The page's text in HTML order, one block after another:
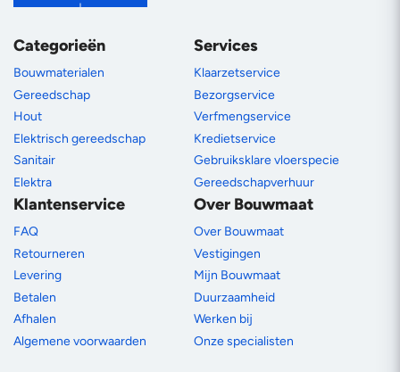
Categorieën
Bouwmaterialen
Gereedschap
Hout
Elektrisch gereedschap
Sanitair
Elektra
Services
Klaarzetservice
Bezorgservice
Verfmengservice
Kredietservice
Gebruiksklare vloerspecie
Gereedschapverhuur
Klantenservice
FAQ
Retourneren
Levering
Betalen
Afhalen
Algemene voorwaarden
Over Bouwmaat
Over Bouwmaat
Vestigingen
Mijn Bouwmaat
Duurzaamheid
Werken bij
Onze specialisten